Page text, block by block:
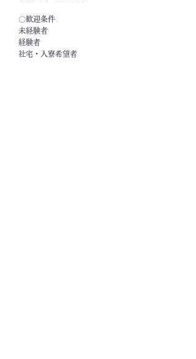
〇歓迎条件
未経験者
経験者
社宅・入寮希望者